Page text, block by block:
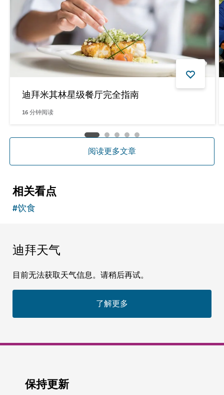
迪拜米其林星级餐厅完全指南
16分钟阅读
阅读更多文章
相关看点
#饮食
迪拜天气
目前无法获取天气信息。请稍后再试。
了解更多
保持更新